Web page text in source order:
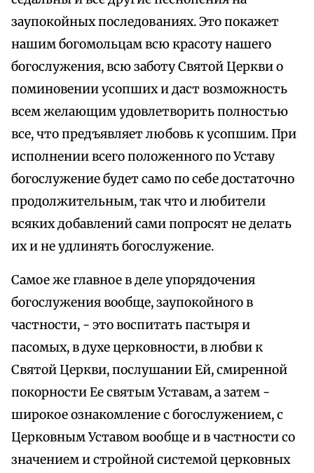
заупокойных последованиях. Это покажет
нашим богомольцам всю красоту нашего
богослужения, всю заботу Святой Церкви о
поминовении усопших и даст возможность
всем желающим удовлетворить полностью
все, что предъявляет любовь к усопшим. При
исполнении всего положенного по Уставу
богослужение будет само по себе достаточно
продолжительным, так что и любители
всяких добавлений сами попросят не делать
их и не удлинять богослужение.
Самое же главное в деле упорядочения
богослужения вообще, заупокойного в
частности, - это воспитать пастыря и
пасомых, в духе церковности, в любви к
Святой Церкви, послушании Ей, смиренной
покорности Ее святым Уставам, а затем -
широкое ознакомление с богослужением, с
Церковным Уставом вообще и в частности со
значением и стройной системой церковных